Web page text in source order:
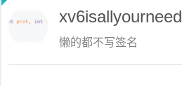
xv6isallyourneed
懒的都不写签名